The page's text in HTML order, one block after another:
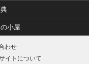
小屋
わせ
イトについて